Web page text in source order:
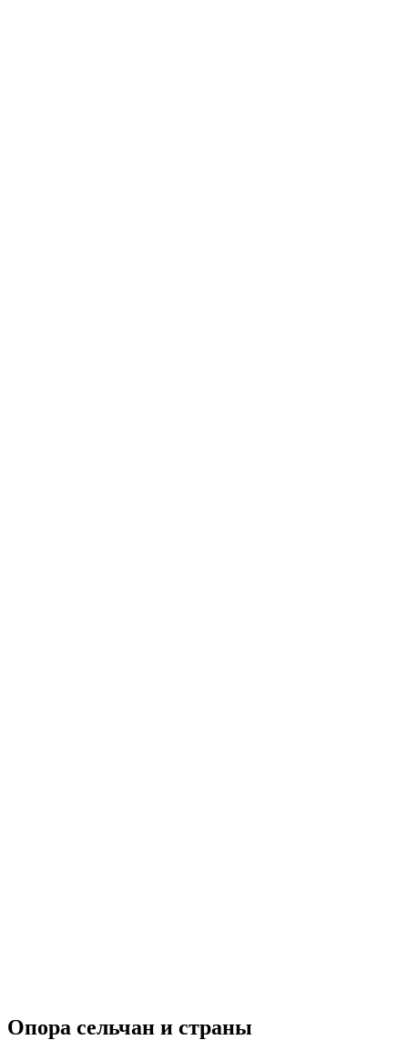
Опора сельчан и страны